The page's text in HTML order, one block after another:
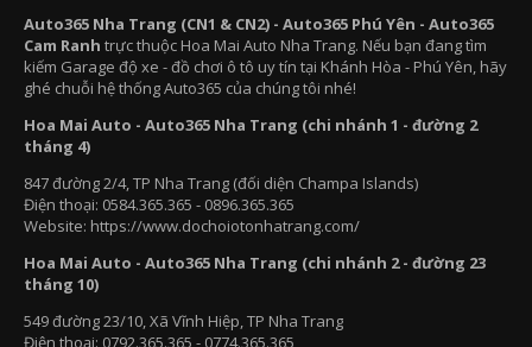
Auto365 Nha Trang (CN1 & CN2) - Auto365 Phú Yên - Auto365
Cam Ranh trực thuộc Hoa Mai Auto Nha Trang. Nếu bạn đang tìm
kiếm Garage độ xe - đồ chơi ô tô uy tín tại Khánh Hòa - Phú Yên, hãy
ghé chuỗi hệ thống Auto365 của chúng tôi nhé!
Hoa Mai Auto - Auto365 Nha Trang (chi nhánh 1 - đường 2
tháng 4)
847 đường 2/4, TP Nha Trang (đối diện Champa Islands)
Điện thoại: 0584.365.365 - 0896.365.365
Website: https://www.dochoiotonhatrang.com/
Hoa Mai Auto - Auto365 Nha Trang (chi nhánh 2 - đường 23
tháng 10)
549 đường 23/10, Xã Vĩnh Hiệp, TP Nha Trang
Điện thoại: 0792.365.365 - 0774.365.365